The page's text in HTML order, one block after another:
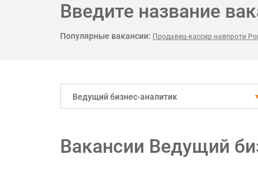
Введите название
Популярные вакансии: Продавец-кассир навпроти
Ведущий бизнес-аналитик
Вакансии Ведущий